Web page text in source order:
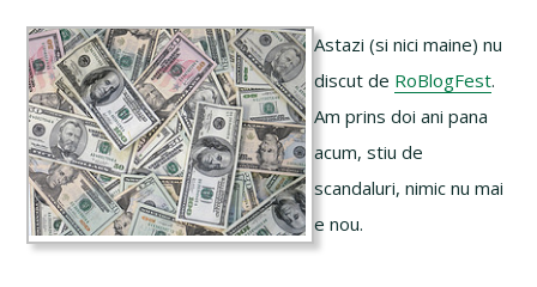
Astazi (si nici maine) nu
discut de RoBlogFest.
Am prins doi ani pana
acum, stiu de
scandaluri, nimic nu mai
e nou.